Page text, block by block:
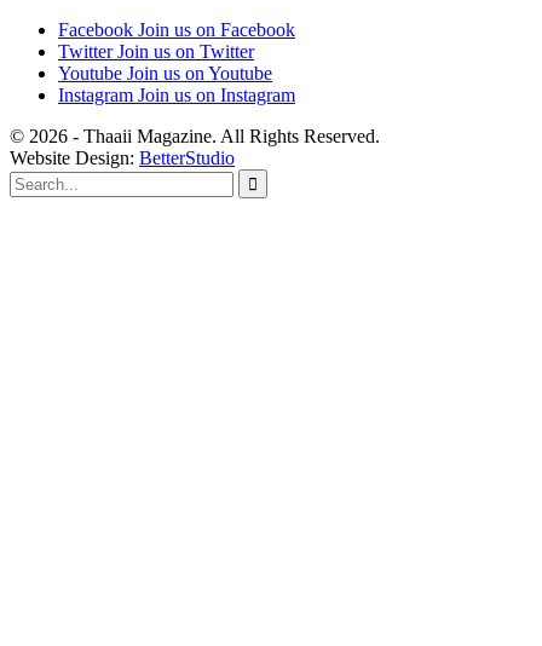
Facebook Join us on Facebook
Twitter Join us on Twitter
Youtube Join us on Youtube
Instagram Join us on Instagram
© 2026 - Thaaii Magazine. All Rights Reserved.
Website Design: BetterStudio